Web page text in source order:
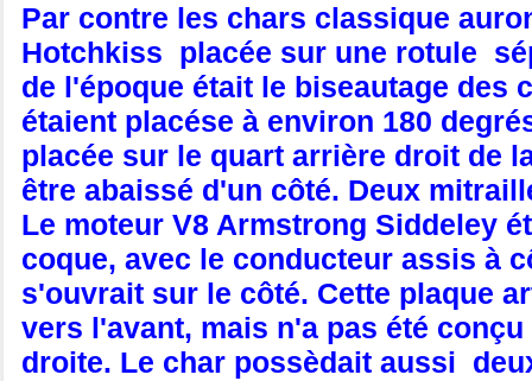
Par contre les chars classique
Hotchkiss placée sur une rotule
de l'époque était le biseautage
étaient placése à environ 180
placée sur le quart arrière droit de
être abaissé d'un côté. Deux
Le moteur V8 Armstrong Siddeley
coque, avec le conducteur assis à
s'ouvrait sur le côté. Cette plaque
vers l'avant, mais n'a pas été
droite. Le char possèdait aussi